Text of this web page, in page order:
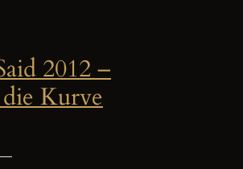
2012 –
Kurve